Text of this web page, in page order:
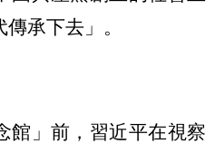
承下去」。
館」前，習近平在視察